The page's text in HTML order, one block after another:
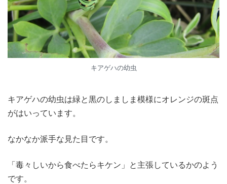
キアゲハの幼虫
キアゲハの幼虫は緑と黒のしましま模様にオレンジの斑点
がはいっています。
なかなか派手な見た目です。
「毒々しいから食べたらキケン」と主張しているかのよう
です。